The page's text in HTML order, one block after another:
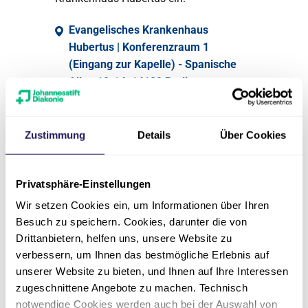
Zustimmung Details Über Cookies
Privatsphäre-Einstellungen
Wir setzen Cookies ein, um Informationen über Ihren
Besuch zu speichern. Cookies, darunter die von
Drittanbietern, helfen uns, unsere Website zu
verbessern, um Ihnen das bestmögliche Erlebnis auf
unserer Website zu bieten, und Ihnen auf Ihre Interessen
zugeschnittene Angebote zu machen. Technisch
notwendige Cookies werden auch bei der Auswahl von
Evangelisches Krankenhaus
Hubertus | Konferenzraum 1
(Eingang zur Kapelle) - Spanische
Allee 10-14, 14129 Berlin
Bewegungserhaltende
Operationstechniken an
der Wirbelsäule
27.01.2027 17:00
Mehr Lebensqualität durch